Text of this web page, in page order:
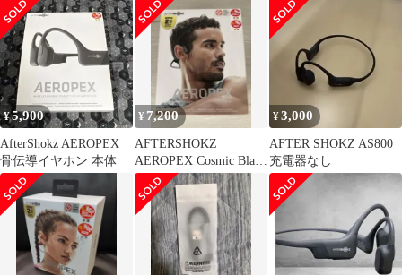
¥5,900
AfterShokz AEROPEX
骨伝導イヤホン 本体
¥ 7,200
AFTERSHOKZ
AEROPEX Cosmic Black
AS800
¥3,000
AFTER SHOKZ AS800
充電器なし